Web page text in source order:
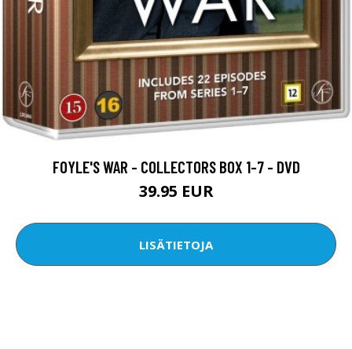
FOYLE'S WAR - COLLECTORS BOX 1-7 - DVD
39.95 EUR
LISÄTIETOJA